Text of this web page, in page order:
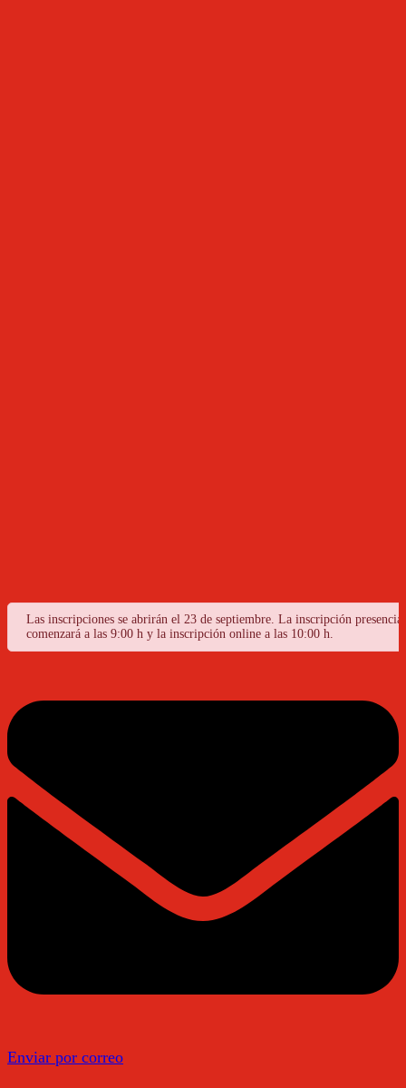
Las inscripciones se abrirán el 23 de septiembre. La inscripción presencial
comenzará a las 9:00 h y la inscripción online a las 10:00 h.
Enviar por correo